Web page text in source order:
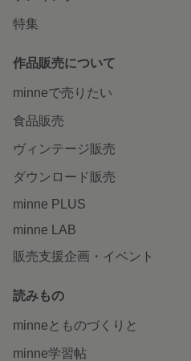
特集
作品販売について
minneで売りたい
食品販売
ヴィンテージ販売
ダウンロード販売
minne PLUS
minne LAB
販売支援企画・イベント
読みもの
minneとものづくりと
minne学習帖